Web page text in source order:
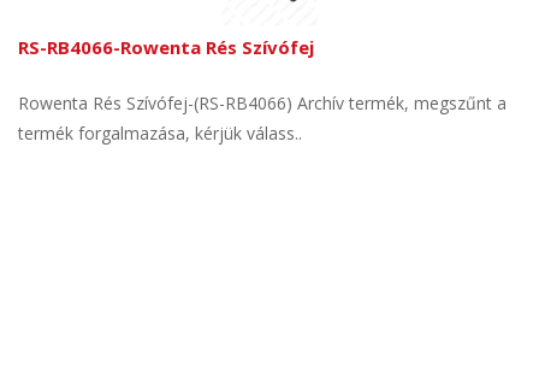
RS-RB4066-Rowenta Rés Szívófej
Rowenta Rés Szívófej-(RS-RB4066) Archív termék, megszűnt a
termék forgalmazása, kérjük válass..